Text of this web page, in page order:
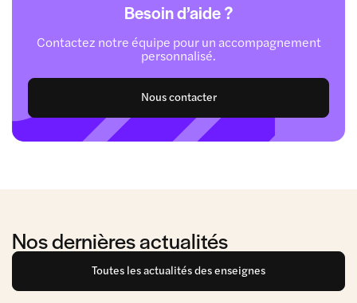
Besoin d’aide ?
Contactez notre équipe pour un accompagnement
personnalisé.
Nous contacter
Nos dernières actualités
Toutes les actualités des enseignes